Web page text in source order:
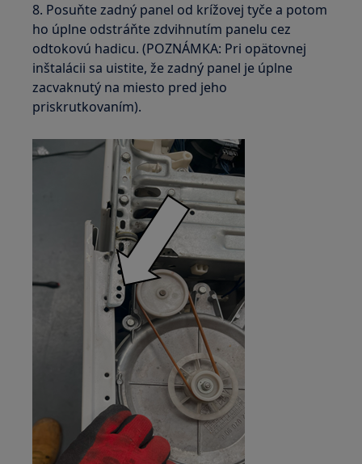
8. Posuňte zadný panel od krížovej tyče a potom
ho úplne odstráňte zdvihnutím panelu cez
odtokovú hadicu. (POZNÁMKA: Pri opätovnej
inštalácii sa uistite, že zadný panel je úplne
zacvaknutý na miesto pred jeho
priskrutkovaním).